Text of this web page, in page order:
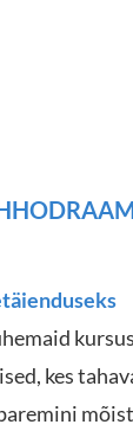
kes